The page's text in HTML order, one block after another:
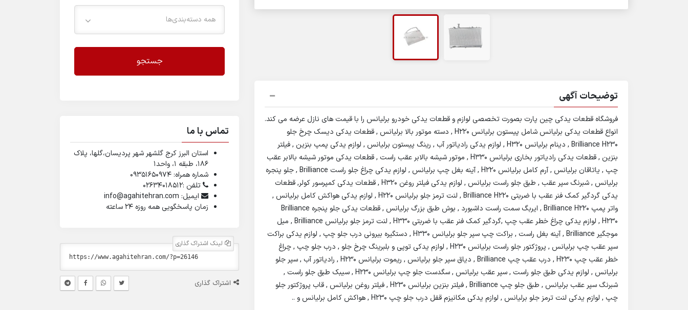
توضیحات آگهی
فروشگاه قطعات یدکی چین پارت بصورت تخصصی لوازم و قطعات یدکی خودرو برلیانس را با قیمت های نازل عرضه می کند.
انواع قطعات یدکی برلیانس شامل پیستون برلیانس H220 , دسته موتور بالا برلیانس , قطعات یدکی دیسک چرخ جلو
Brilliance H230 , دینام برلیانس H320 , لوازم یدکی رادیاتور آب , رینگ پیستون برلیانس , لوازم یدکی پمپ بنزین , فیلتر
بنزین , قطعات یدکی رادیاتور بخاری برلیانس H330 , موتور شیشه بالابر عقب راست , قطعات یدکی موتور شیشه بالابر عقب
چپ , یاتاقان برلیانس , آرم کامل برلیانس H220 , آینه بغل چپ برلیانس , لوازم یدکی چراغ جلو راست Brilliance , جلو پنجره
برلیانس , شبرنگ سپر عقب , طبق جلو راست برلیانس , لوازم یدکی فیلتر روغن H320 , قطعات یدکی کمپرسور کولر, قطعات
یدکی گردگیر کمک فنر عقب با ضربتی Brilliance H220 , لنت ترمز جلو برلیانس H220 , لوازم یدکی هواکش کامل برلیانس ,
واتر پمپ Brilliance H220 , ایربگ سمت راست داشبورد , بوش طبق بزرگ برلیانس , قطعات یدکی جلو پنجره Brilliance
H230 , لوازم یدکی چراغ خطر عقب چپ ,گردگیر کمک فنر عقب با ضربتی H330 , لنت ترمز جلو برلیانس Brilliance , میل
موجگیر Brilliance , آینه بغل راست , براکت چپ سپر جلو برلیانس H330 , دستگیره بیرونی درب جلو چپ , لوازم یدکی براکت
سپر عقب چپ برلیانس , پروژکتور جلو راست برلیانس H230 , لوازم یدکی توپی و بلبرینگ چرخ جلو , درب جلو چپ , چراغ
خطر عقب چپ H230 , درب عقب چپ Brilliance , دیاق سپر جلو برلیانس , ریموت برلیانس H230 , رادیاتور آب , سپر جلو
برلیانس , لوازم یدکی طبق جلو راست , سپر عقب برلیانس , سگدست جلو چپ برلیانس H230 , سیبک طبق جلو راست ,
شبرنگ سپر عقب برلیانس , طبق جلو چپ Brilliance , فیلتر بنزین برلیانس H230 , فیلتر روغن برلیانس , قاب پروژکتور جلو
چپ , لوازم یدکی لنت ترمز جلو برلیانس , لوازم یدکی مکانیزم قفل درب جلو چپ H230 , هواکش کامل برلیانس و ..
همه دسته‌بندی‌ها
جستجو
تماس با ما
استان البرز کرج گلشهر شهر پردیسان،گلها، پلاک
۱۸۶، طبقه ۱، واحد1
شماره همراه: 09351650974
تلفن :02634018512
ایمیل: info@agahitehran.com
زمان پاسخگویی همه روزه 24 ساعته
لینک اشتراک گذاری
اشتراک گذاری